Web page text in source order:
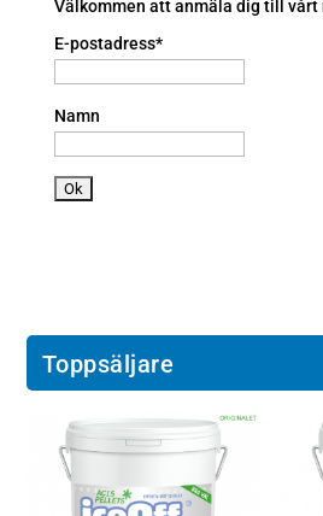
dr
oi
ic
o
n
Välkommen att anmäla dig till vårt
E-postadress*
Namn
Toppsäljare